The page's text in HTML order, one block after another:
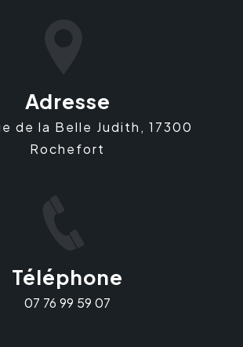
Adresse
Rochefort
Téléphone
07 76 99 59 07